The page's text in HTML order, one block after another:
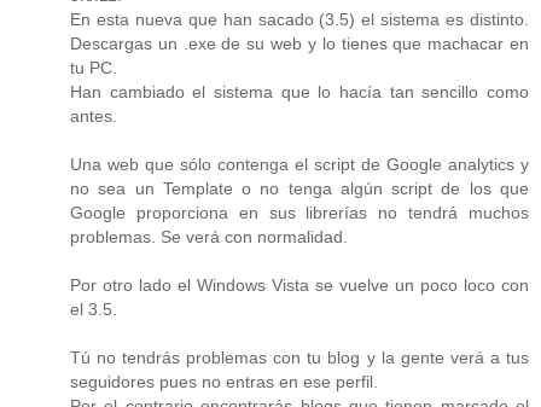
En esta nueva que han sacado (3.5) el sistema es distinto.
Descargas un .exe de su web y lo tienes que machacar en
tu PC.
Han cambiado el sistema que lo hacía tan sencillo como
antes.
Una web que sólo contenga el script de Google analytics y
no sea un Template o no tenga algún script de los que
Google proporciona en sus librerías no tendrá muchos
problemas. Se verá con normalidad.
Por otro lado el Windows Vista se vuelve un poco loco con
el 3.5.
Tú no tendrás problemas con tu blog y la gente verá a tus
seguidores pues no entras en ese perfil.